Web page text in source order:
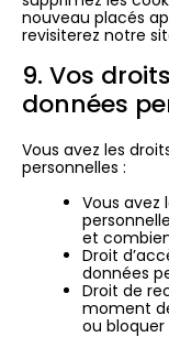
nouveau placés
revisiterez notre
9. Vos
données
Vous avez les
personnelles :
Vous avez
et
Droit
données
Droit de
moment
ou bloquer